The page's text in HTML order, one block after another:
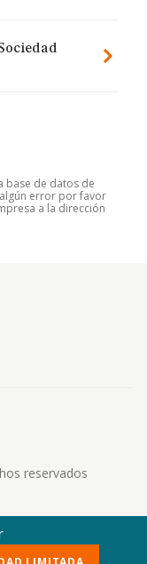
base de datos de
algún error por favor
a la dirección
reservados